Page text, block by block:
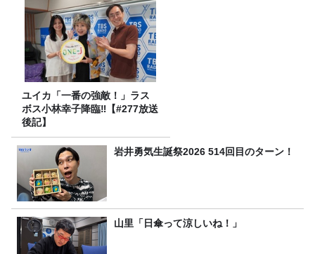
ユイカ「一番の強敵！」ラス
ボス小林幸子降臨‼【#277放送
後記】
岩井勇気生誕祭2026 514回目のターン！
山里「日傘って涼しいね！」